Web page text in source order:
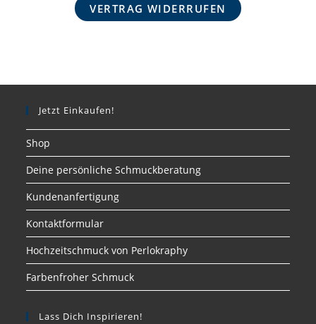
VERTRAG WIDERRUFEN
Jetzt Einkaufen!
Shop
Deine persönliche Schmuckberatung
Kundenanfertigung
Kontaktformular
Hochzeitschmuck von Perlokraphy
Farbenfroher Schmuck
Lass Dich Inspirieren!